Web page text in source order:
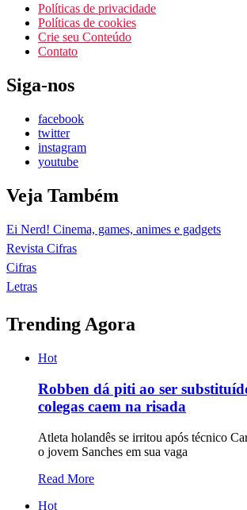
Políticas de privacidade
Políticas de cookies
Crie seu Conteúdo
Contato
Siga-nos
facebook
twitter
instagram
youtube
Veja Também
Ei Nerd! Cinema, games, animes e gadgets
Revista Cifras
Cifras
Letras
Trending Agora
Hot
Robben dá piti ao ser
colegas caem na risada
Atleta holandês se irritou após técnico
o jovem Sanches em sua vaga
Read More
Hot